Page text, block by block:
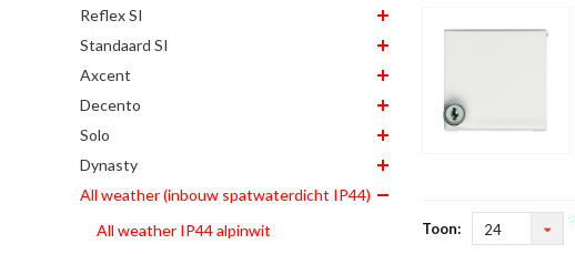
Reflex SI
Standaard SI
Axcent
Decento
Solo
Dynasty
All weather (inbouw spatwaterdicht IP44)
All weather IP44 alpinwit
Toon: 24